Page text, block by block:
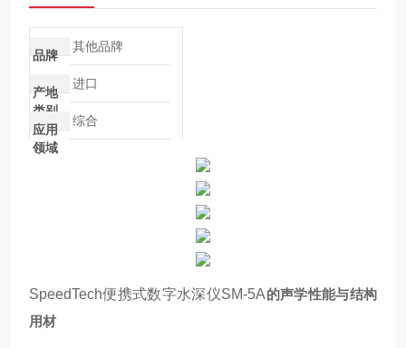
品牌
其他品牌
产地
类别
进口
应用
领域
综合
SpeedTech便携式数字水深仪SM-5A的声学性能与结构
用材